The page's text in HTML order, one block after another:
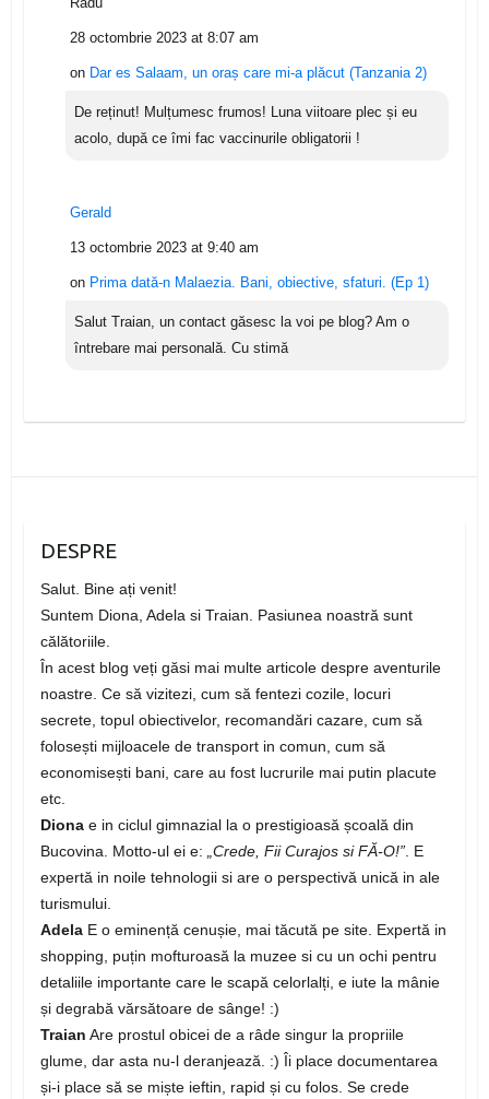
28 octombrie 2023 at 8:07 am
on Dar es Salaam, un oraș care mi-a plăcut (Tanzania 2)
De reținut! Mulțumesc frumos! Luna viitoare plec și eu
acolo, după ce îmi fac vaccinurile obligatorii !
Gerald
13 octombrie 2023 at 9:40 am
on Prima dată-n Malaezia. Bani, obiective, sfaturi. (Ep 1)
Salut Traian, un contact găsesc la voi pe blog? Am o
întrebare mai personală. Cu stimă
DESPRE
Salut. Bine ați venit!
Suntem Diona, Adela si Traian. Pasiunea noastră sunt
călătoriile.
În acest blog veți găsi mai multe articole despre aventurile
noastre. Ce să vizitezi, cum să fentezi cozile, locuri
secrete, topul obiectivelor, recomandări cazare, cum să
folosești mijloacele de transport in comun, cum să
economisești bani, care au fost lucrurile mai putin placute
etc.
Dionae in ciclul gimnazial la o prestigioasă școală din
Bucovina. Motto-ul ei e:
„Crede, Fii Curajos si FĂ-O!”. E
expertă in noile tehnologii si are o perspectivă unică in ale
turismului.
AdelaE o eminență cenușie, mai tăcută pe site. Expertă in
shopping, puțin mofturoasă la muzee si cu un ochi pentru
detaliile importante care le scapă celorlalți, e iute la mânie
și degrabă vărsătoare de sânge! :)
Traian Are prostul obicei de a râde singur la propriile
glume, dar asta nu-l deranjează. :) Îi place documentarea
și-i place să se miște ieftin, rapid și cu folos. Se crede